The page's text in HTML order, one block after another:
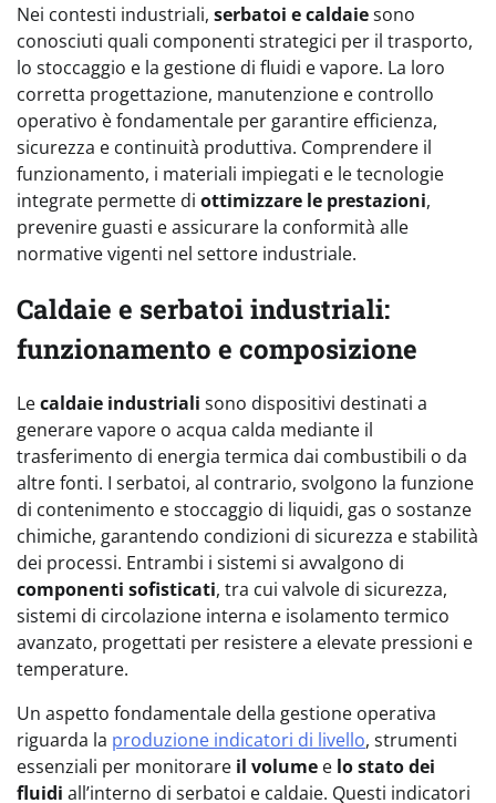
Nei contesti industriali, serbatoi e caldaiesono
conosciuti quali componenti strategici per il trasporto,
lo stoccaggio e la gestione di fluidi e vapore. La loro
corretta progettazione, manutenzione e controllo
operativo è fondamentale per garantire efficienza,
sicurezza e continuità produttiva. Comprendere il
funzionamento, i materiali impiegati e le tecnologie
integrate permette di ottimizzare le prestazioni,
prevenire guasti e assicurare la conformità alle
normative vigenti nel settore industriale.
Caldaie e serbatoi industriali:
funzionamento e composizione
Lecaldaie industriali sono dispositivi destinati a
generare vapore o acqua calda mediante il
trasferimento di energia termica dai combustibili o da
altre fonti. I serbatoi, al contrario, svolgono la funzione
di contenimento e stoccaggio di liquidi, gas o sostanze
chimiche, garantendo condizioni di sicurezza e stabilità
dei processi. Entrambi i sistemi si avvalgono di
componenti sofisticati, tra cui valvole di sicurezza,
sistemi di circolazione interna e isolamento termico
avanzato, progettati per resistere a elevate pressioni e
temperature.
Un aspetto fondamentale della gestione operativa
riguarda la produzione indicatori di livello, strumenti
essenziali per monitorare il volume e lo stato dei
fluidi all’interno di serbatoi e caldaie. Questi indicatori